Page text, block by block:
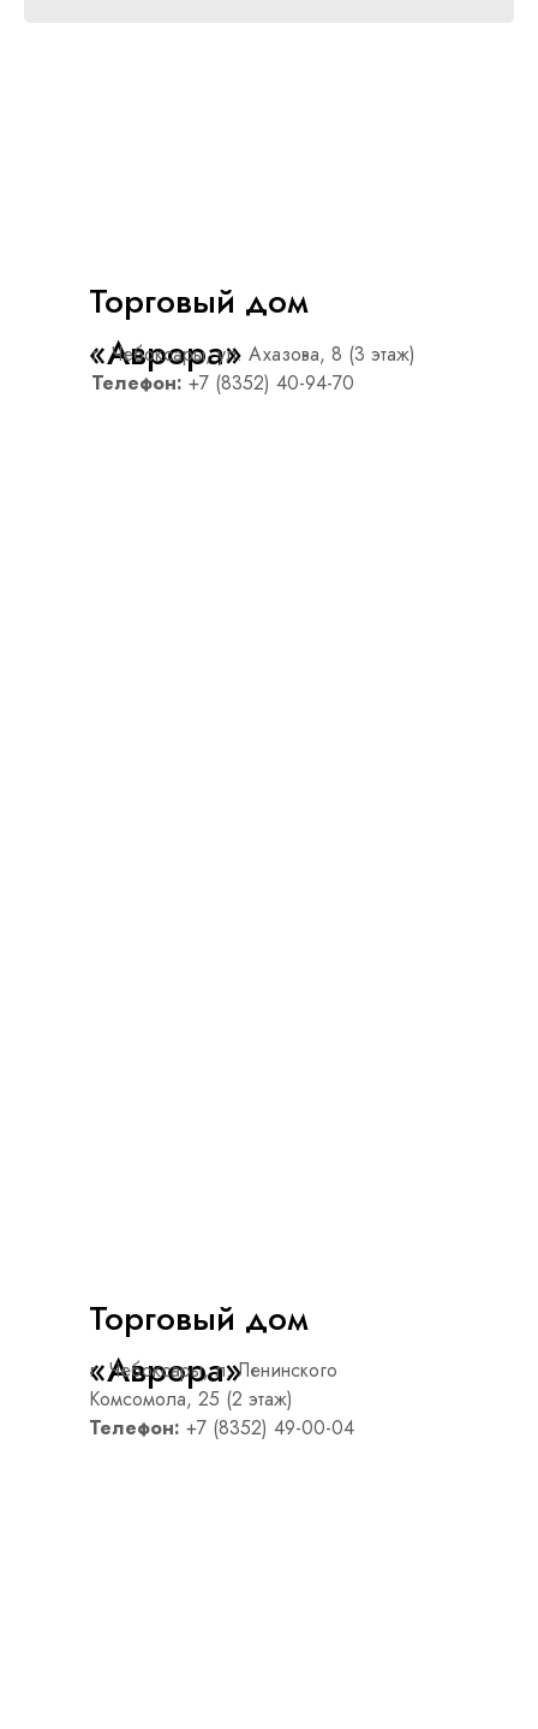
Торговый дом
«Аврора»
г. Чебоксары, ул. Ахазова, 8 (3 этаж)
Телефон: +7 (8352) 40-94-70
Торговый дом
«Аврора»
г. Чебоксары, л. Ленинского
Комсомола, 25 (2 этаж)
Телефон: +7 (8352) 49-00-04